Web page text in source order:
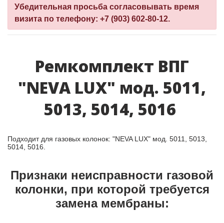
Убедительная просьба согласовывать время
визита по телефону: +7 (903) 602-80-12.
Ремкомплект ВПГ
"NEVA LUX" мод. 5011,
5013, 5014, 5016
Подходит для газовых колонок: "NEVA LUX" мод. 5011, 5013,
5014, 5016.
Признаки неисправности газовой
колонки, при которой требуется
замена мембраны: